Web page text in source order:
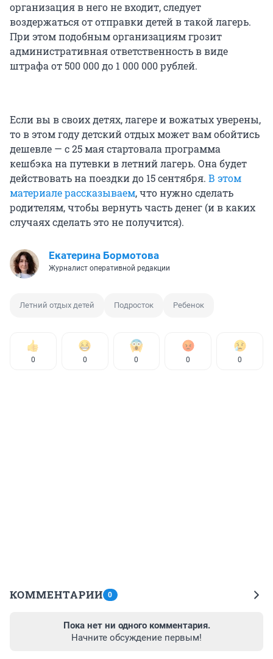
организация в него не входит, следует
воздержаться от отправки детей в такой лагерь.
При этом подобным организациям грозит
административная ответственность в виде
штрафа от 500 000 до 1 000 000 рублей.
Если вы в своих детях, лагере и вожатых уверены,
то в этом году детский отдых может вам обойтись
дешевле — с 25 мая стартовала программа
кешбэка на путевки в летний лагерь. Она будет
действовать на поездки до 15 сентября. В этом
материале рассказываем, что нужно сделать
родителям, чтобы вернуть часть денег (и в каких
случаях сделать это не получится).
Екатерина Бормотова
Журналист оперативной редакции
Летний отдых детей Подросток Ребенок
0 0 0 0 0
КОММЕНТАРИИ 0
Пока нет ни одного комментария.
Начните обсуждение первым!